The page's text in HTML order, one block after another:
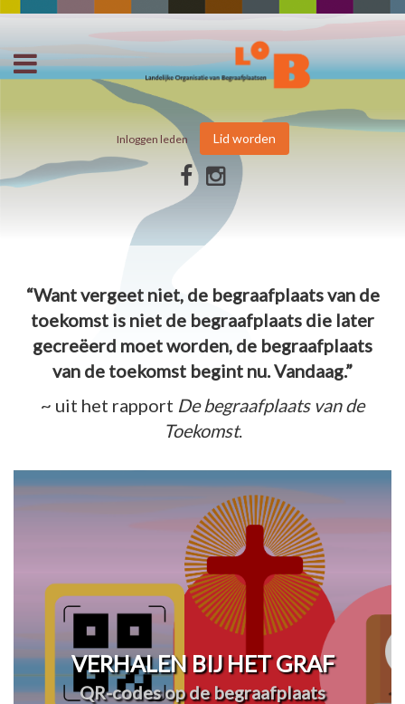
Inloggen leden Lid worden
“Want vergeet niet, de begraafplaats van de
toekomst is niet de begraafplaats die later
gecreëerd moet worden, de begraafplaats
van de toekomst begint nu. Vandaag.”
~ uit het rapport De begraafplaats van de
Toekomst.
VERHALEN BIJ HET GRAF
QR-codes op de begraafplaats